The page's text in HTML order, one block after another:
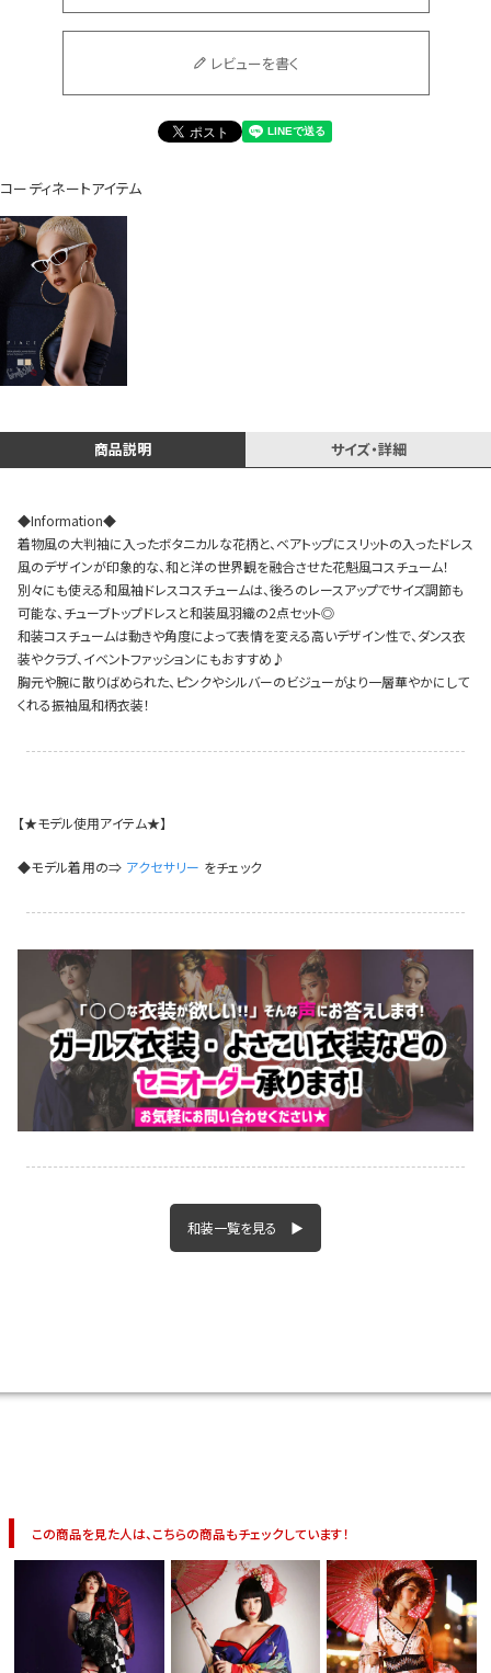
DANCE MOVIE
Instagram LIVE items
イベント一覧
今活
レビューを書く
コーディネートアイテム
商品説明 サイズ・詳細
◆Information◆
着物風の大判袖に入ったボタニカルな花柄と、ベアトップにスリットの入ったドレス
風のデザインが印象的な、和と洋の世界観を融合させた花魁風コスチューム！
別々にも使える和風袖ドレスコスチュームは、後ろのレースアップでサイズ調節も
可能な、チューブトップドレスと和装風羽織の2点セット◎
和装コスチュームは動きや角度によって表情を変える高いデザイン性で、ダンス衣
装やクラブ、イベントファッションにもおすすめ♪
胸元や腕に散りばめられた、ピンクやシルバーのビジューがより一層華やかにして
くれる振袖風和柄衣装！
【★モデル使用アイテム★】
◆モデル着用の⇒ アクセサリー をチェック
和装一覧を見る ▶
この商品を見た人は、こちらの商品もチェックしています！